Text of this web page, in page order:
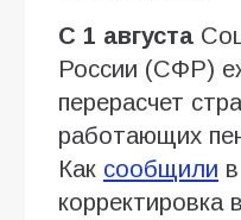
С 1 августа
России (СФР)
перерасчет
работающих
Как сообщили
корректировка